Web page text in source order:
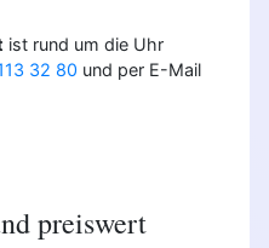
ist rund um die Uhr
32 80 und per E-Mail
preiswert